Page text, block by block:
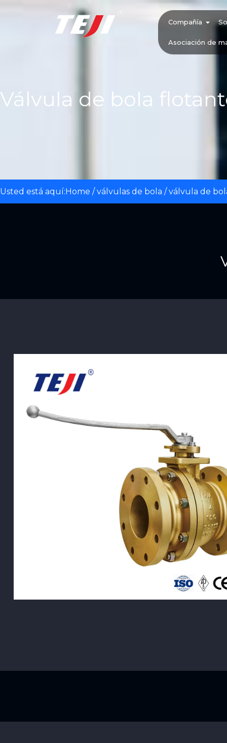
Compañía
Asociación de
Válvula de bola
Usted está aquí:Home /válvulas de bola /válvula de